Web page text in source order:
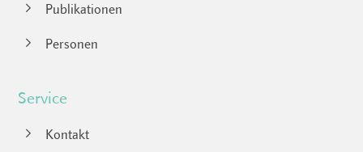
Publikationen
Personen
Service
Navigation
Kontakt